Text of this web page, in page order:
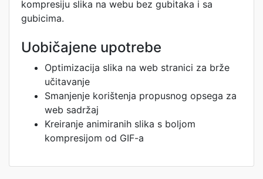
kompresiju slika na webu bez gubitaka i sa
gubicima.
Uobičajene upotrebe
Optimizacija slika na web stranici za brže
učitavanje
Smanjenje korištenja propusnog opsega za
web sadržaj
Kreiranje animiranih slika s boljom
kompresijom od GIF-a